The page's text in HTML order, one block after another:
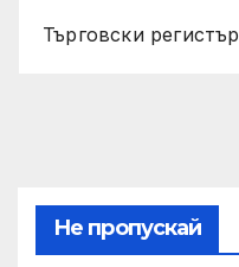
Търговски регистър
Не пропускай